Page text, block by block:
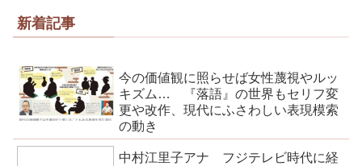
新着記事
今の価値観に照らせば女性蔑視やルッ
キズム… 『落語』の世界もセリフ変
更や改作、現代にふさわしい表現模索
の動き
中村江里子アナ フジテレビ時代に経